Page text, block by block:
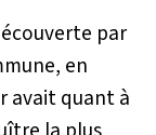
par
en
avait quant à